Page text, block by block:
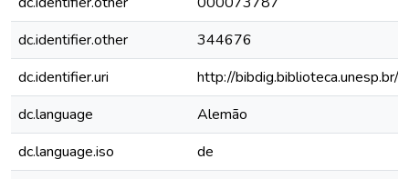
dc.identifier.other
344676
dc.identifier.uri
http://
dc.language
Alemão
dc.language.iso
de